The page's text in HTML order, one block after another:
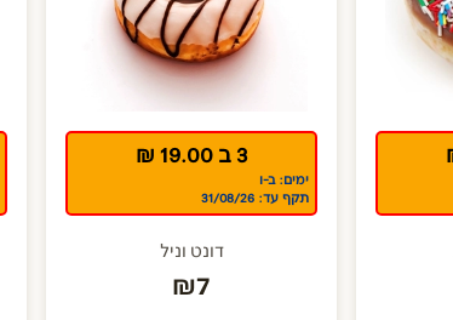
3 ב 19.00 ₪
ימים: ב-ו
תקף עד: 31/08/26
דונט וניל
₪7